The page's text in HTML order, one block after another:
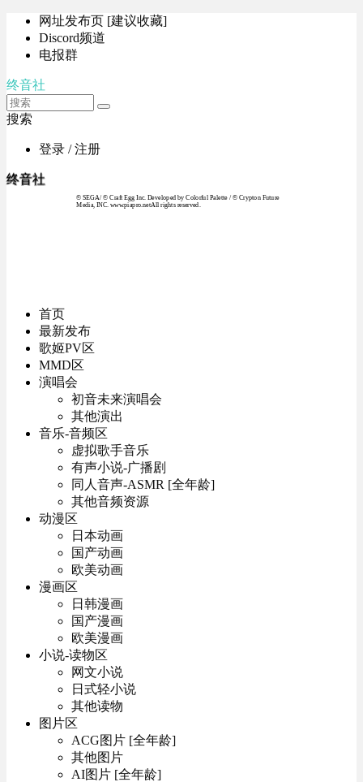
网址发布页 [建议收藏]
Discord频道
电报群
终音社
搜索
登录 / 注册
终音社
© SEGA / © Craft Egg Inc. Developed by Colorful Palette / © Crypton Future
Media, INC. www.piapro.netAll rights reserved.
首页
最新发布
歌姬PV区
MMD区
演唱会
初音未来演唱会
其他演出
音乐-音频区
虚拟歌手音乐
有声小说-广播剧
同人音声-ASMR [全年龄]
其他音频资源
动漫区
日本动画
国产动画
欧美动画
漫画区
日韩漫画
国产漫画
欧美漫画
小说-读物区
网文小说
日式轻小说
其他读物
图片区
ACG图片 [全年龄]
其他图片
AI图片 [全年龄]